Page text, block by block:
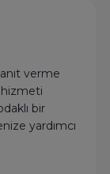
verme
bir
yardımcı